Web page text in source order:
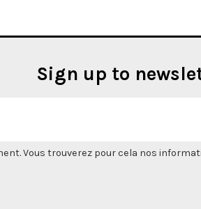
Sign up to
Vous trouverez pour cela nos